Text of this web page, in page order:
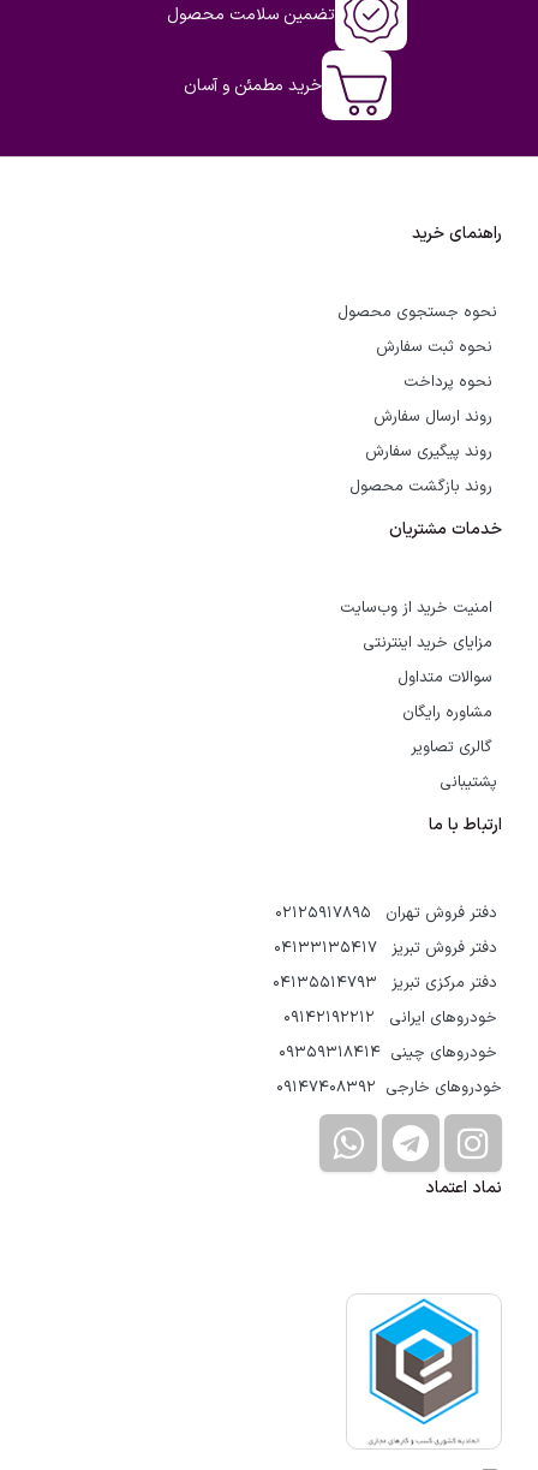
تضمین سلامت محصول
خرید مطمئن و آسان
راهنمای خرید
نحوه جستجوی محصول
نحوه ثبت سفارش
نحوه پرداخت
روند ارسال سفارش
روند پیگیری سفارش
روند بازگشت محصول
خدمات مشتریان
امنیت خرید از وب‌سایت
مزایای خرید اینترنتی
سوالات متداول
مشاوره رایگان
گالری تصاویر
پشتیبانی
ارتباط با ما
دفتر فروش تهران 02125917895
دفتر فروش تبریز 04133135417
دفتر مرکزی تبریز 04135514793
خودروهای ایرانی 09142192212
خودروهای چینی 09359318414
خودروهای خارجی 09147408392
نماد اعتماد